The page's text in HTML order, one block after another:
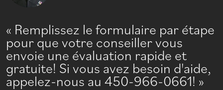
Remplissez le formulaire par étape
pour que votre conseiller vous
envoie une évaluation rapide et
gratuite! Si vous avez besoin d'aide,
appelez-nous au 450-966-0661!